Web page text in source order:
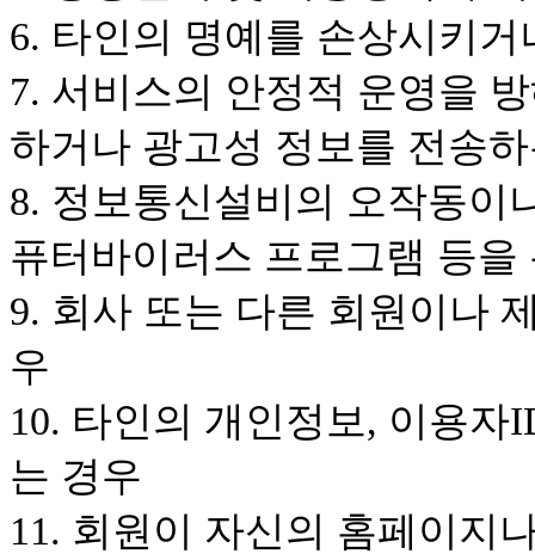
6. 타인의 명예를 손상시키
7. 서비스의 안정적 운영을
하거나 광고성 정보를 전송
8. 정보통신설비의 오작동이
퓨터바이러스 프로그램 등
9. 회사 또는 다른 회원이나
우
10. 타인의 개인정보, 이용
는 경우
11. 회원이 자신의 홈페이지